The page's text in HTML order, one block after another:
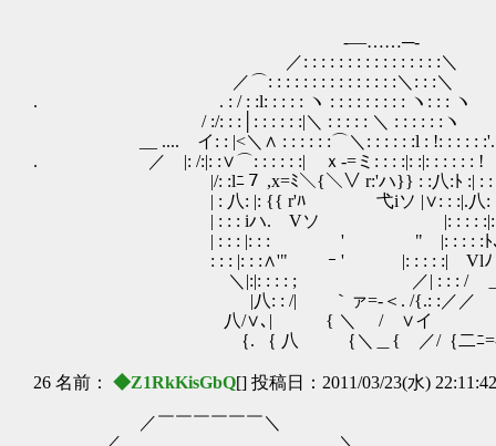
-―……─-
／: : : : : : : : : : : : : : : :＼
／⌒: : : : : : : : : : : : : : :＼: : :＼
. . : / : :l: : : : : ヽ : : : : : : : : : ヽ: : : ヽ
/ :/: : :│: : : : : :|＼ : : : : : ＼ : : : : : :ヽ
__ .... イ: : |<＼∧ : : : : : :⌒＼: : : : : :l : !: : : : : :'.
. ／ |: /:|: :∨⌒: : : : : :| ｘ-=ミ: : : :|: :|: : : : :
|/: :lﾆ７ ,x=ﾐ＼{＼∨ r:'ハ}} : :八:ﾄ :| : : :
| : 八: |: {{ r'ﾊ 弋iソ |∨: : :|.八: : :
| : : : iハ. Vソ |: : : : :|: : :
| : : : |: : : ' " |: : : : :ﾄ､: : :
: : : |: : :∧'" ｰ ' |: : : : :| Vlﾉ
＼|:|: : : : ;ゝ ／| : : : / ＿＿
|八: : /| ｀ァ=‐＜. /{.: :／／
八/∨､| { ＼ / ∨イ 〈
｛. ｛ 八 ｛＼＿{ ／/｛二ﾆ=--=ﾆ
26 名前： ◆Z1RkKisGbQ[] 投稿日：2011/03/23(水)
／￣￣￣￣￣￣＼
／ ＼